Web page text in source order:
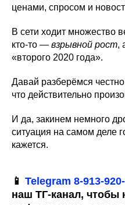
ценами, спросом и
В сети ходит множество
кто-то — взрывной рост,
«второго 2020 года».
Давай разберёмся
что действительно
И да, закинем немного
ситуация на самом деле
кажется.
📱 Telegram 8-913-
наш ТГ-канал, чтобы